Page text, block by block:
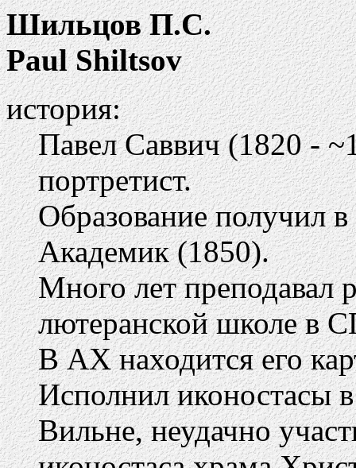
Шильцов П.С.
Paul Shiltsov
история:
Павел Саввич (1820 -
портретист.
Образование получил
Академик (1850).
Много лет преподавал
лютеранской школе в
В АХ находится его
Исполнил иконостасы
Вильне, неудачно